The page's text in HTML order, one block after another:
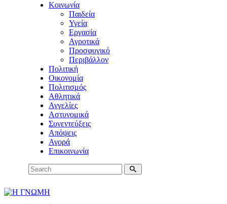
Κοινωνία
Παιδεία
Υγεία
Εργασία
Αγροτικά
Προσφυγικό
Περιβάλλον
Πολιτική
Οικονομία
Πολιτισμός
Αθλητικά
Αγγελίες
Αστυνομικά
Συνεντεύξεις
Απόψεις
Αγορά
Επικοινωνία